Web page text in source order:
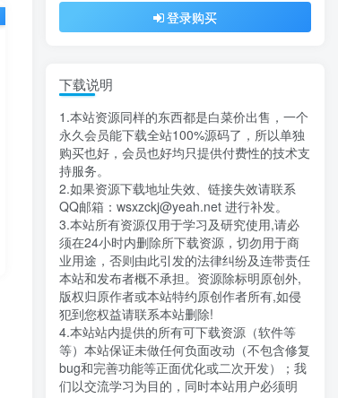
登录购买
下载说明
1.本站资源同样的东西都是白菜价出售，一个
永久会员能下载全站100%源码了，所以单独
购买也好，会员也好均只提供付费性的技术支
持服务。
2.如果资源下载地址失效、链接失效请联系
QQ邮箱：wsxzckj@yeah.net 进行补发。
3.本站所有资源仅用于学习及研究使用,请必
须在24小时内删除所下载资源，切勿用于商
业用途，否则由此引发的法律纠纷及连带责任
本站和发布者概不承担。资源除标明原创外,
版权归原作者或本站特约原创作者所有,如侵
犯到您权益请联系本站删除!
4.本站站内提供的所有可下载资源（软件等
等）本站保证未做任何负面改动（不包含修复
bug和完善功能等正面优化或二次开发）；我
们以交流学习为目的，同时本站用户必须明